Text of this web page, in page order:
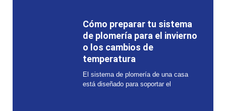
Cómo preparar tu sistema
de plomería para el invierno
o los cambios de
temperatura
El sistema de plomería de una casa
está diseñado para soportar el